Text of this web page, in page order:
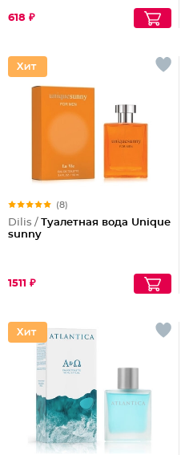
618 ₽
(8)
Dilis / Туалетная вода Unique
sunny
1511 ₽